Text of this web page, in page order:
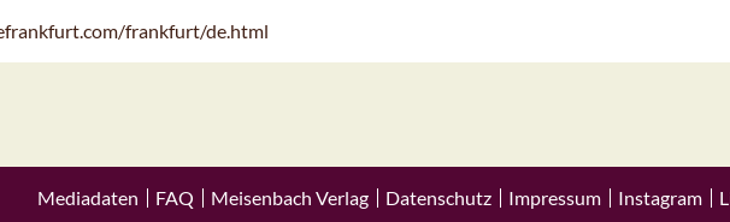
frankfurt/de.html
Mediadaten FAQ Meisenbach Verlag Datenschutz Impressum Instagram